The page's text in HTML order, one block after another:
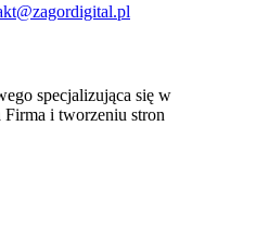
specjalizująca się w
i tworzeniu stron